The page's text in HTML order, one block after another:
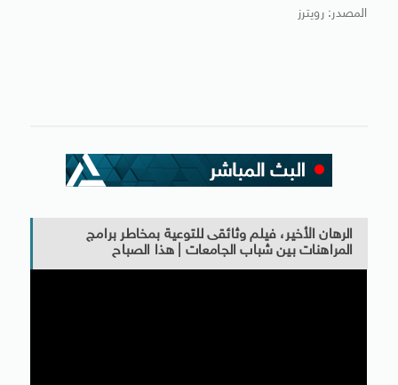
المصدر: رويترز
الرهان الأخير، فيلم وثائقى للتوعية بمخاطر برامج
المراهنات بين شباب الجامعات | هذا الصباح